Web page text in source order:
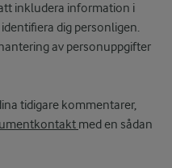
inkludera information i
dig personligen.
av personuppgifter
tidigare kommentarer,
med en sådan